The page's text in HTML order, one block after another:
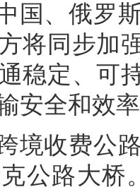
国、俄罗
将同步加
稳定、可
安全和效
境收费公
公路大桥